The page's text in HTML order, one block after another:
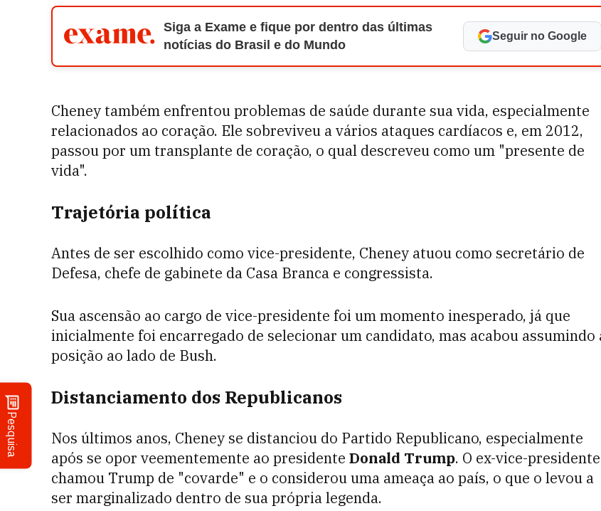
Pesquisa
Siga a Exame e fique por dentro das últimas
notícias do Brasil e do Mundo
Seguir no Google
Cheney também enfrentou problemas de saúde durante sua vida, especialmente
relacionados ao coração. Ele sobreviveu a vários ataques cardíacos e, em 2012,
passou por um transplante de coração, o qual descreveu como um "presente de
vida".
Trajetória política
Antes de ser escolhido como vice-presidente, Cheney atuou como secretário de
Defesa, chefe de gabinete da Casa Branca e congressista.
Sua ascensão ao cargo de vice-presidente foi um momento inesperado, já que
inicialmente foi encarregado de selecionar um candidato, mas acabou assumindo
posição ao lado de Bush.
Distanciamento dos Republicanos
Nos últimos anos, Cheney se distanciou do Partido Republicano, especialmente
após se opor veementemente ao presidente Donald Trump. O ex-vice-presidente
chamou Trump de "covarde" e o considerou uma ameaça ao país, o que o levou a
ser marginalizado dentro de sua própria legenda.